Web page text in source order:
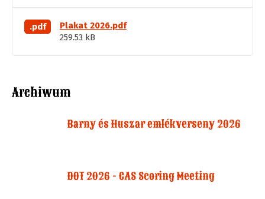
.pdf
Plakat 2026.pdf
259.53 kB
Archiwum
Barny és Huszar emlékverseny 2026
DOT 2026 - CAS Scoring Meeting